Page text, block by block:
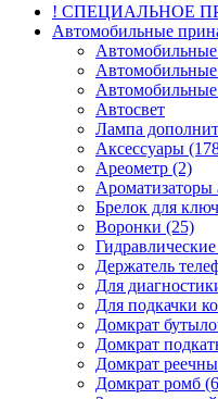
! СПЕЦИАЛЬНОЕ
Автомобильные
Автомобильные
Автосвет
Лампа
Аксессуары
Ареометр (2)
Ароматизаторы
Брелок для
Воронки (25)
Держатель
Для
Для подкачки
Домкрат
Домкрат
Домкрат
Домкрат ромб